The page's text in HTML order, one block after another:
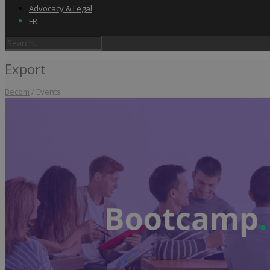
Label & audits
Becom Trustmark
Security Scan
Cookiescan
Advocacy & Legal
FR
Export
Becom / Events